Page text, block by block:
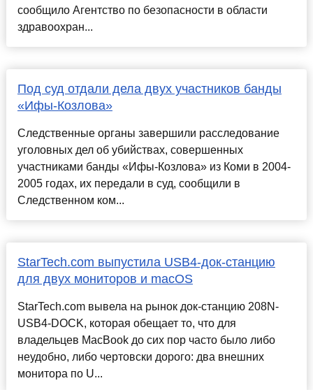
сообщило Агентство по безопасности в области
здравоохран...
Под суд отдали дела двух участников банды
«Ифы-Козлова»
Следственные органы завершили расследование
уголовных дел об убийствах, совершенных
участниками банды «Ифы-Козлова» из Коми в 2004-
2005 годах, их передали в суд, сообщили в
Следственном ком...
StarTech.com выпустила USB4-док-станцию
для двух мониторов и macOS
StarTech.com вывела на рынок док-станцию 208N-
USB4-DOCK, которая обещает то, что для
владельцев MacBook до сих пор часто было либо
неудобно, либо чертовски дорого: два внешних
монитора по U...